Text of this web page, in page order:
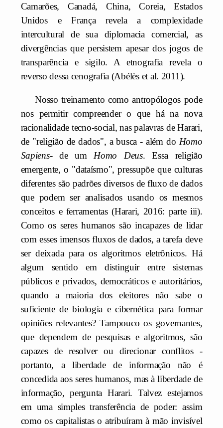
Camarões, Canadá, China, Coreia, Estados
Unidos e França revela a complexidade
intercultural de sua diplomacia comercial, as
divergências que persistem apesar dos jogos de
transparência e sigilo. A etnografia revela o
reverso dessa cenografia (Abélès et al. 2011).
Nosso treinamento como antropólogos pode
nos permitir compreender o que há na nova
racionalidade tecno-social, nas palavras de Harari,
de "religião de dados", a busca - além do Homo
Sapiens- de um Homo Deus. Essa religião
emergente, o "dataísmo", pressupõe que culturas
diferentes são padrões diversos de fluxo de dados
que podem ser analisados usando os mesmos
conceitos e ferramentas (Harari, 2016: parte iii).
Como os seres humanos são incapazes de lidar
com esses imensos fluxos de dados, a tarefa deve
ser deixada para os algoritmos eletrônicos. Há
algum sentido em distinguir entre sistemas
públicos e privados, democráticos e autoritários,
quando a maioria dos eleitores não sabe o
suficiente de biologia e cibernética para formar
opiniões relevantes? Tampouco os governantes,
que dependem de pesquisas e algoritmos, são
capazes de resolver ou direcionar conflitos -
portanto, a liberdade de informação não é
concedida aos seres humanos, mas à liberdade de
informação, pergunta Harari. Talvez estejamos
em uma simples transferência de poder: assim
como os capitalistas o atribuíram à mão invisível